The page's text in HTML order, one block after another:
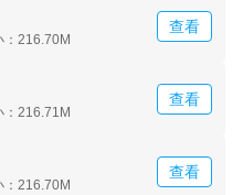
，还可以免费组合战斗模
：216.70M
查看
：216.71M
查看
：216.70M
查看